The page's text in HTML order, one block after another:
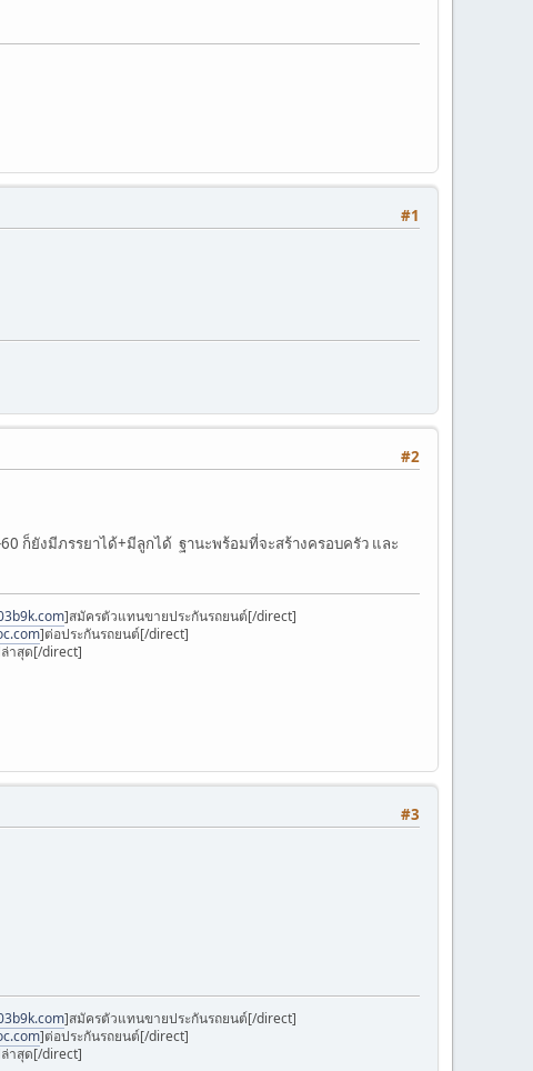
#1
#2
ก็ยังมีภรรยาได้+มีลูกได้ ฐานะพร้อมที่จะสร้างครอบครัว และ
]สมัครตัวแทนขายประกันรถยนต์[/direct]
]ต่อประกันรถยนต์[/direct]
าสุด[/direct]
#3
]สมัครตัวแทนขายประกันรถยนต์[/direct]
]ต่อประกันรถยนต์[/direct]
าสุด[/direct]